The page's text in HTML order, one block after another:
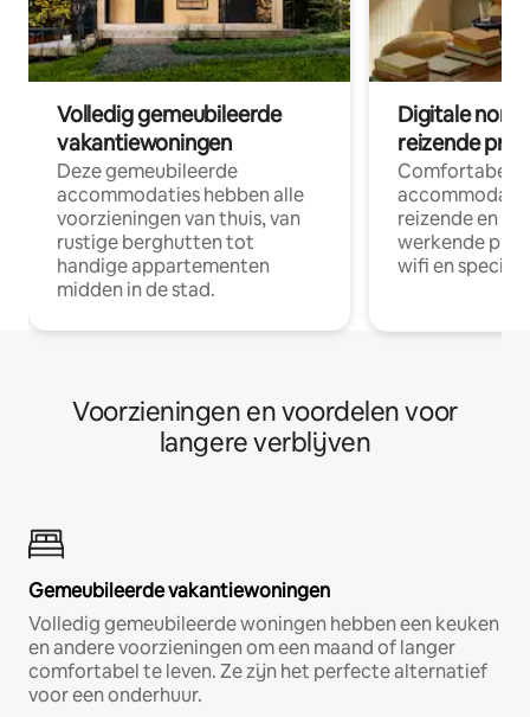
Volledig gemeubileerde
vakantiewoningen
Deze gemeubileerde
accommodaties hebben alle
voorzieningen van thuis, van
rustige berghutten tot
handige appartementen
midden in de stad.
Digitale
reizende
Comfortabele
reizende en
werkende
wifi en
Voorzieningen en voordelen voor
langere verblijven
Gemeubileerde vakantiewoningen
Volledig gemeubileerde woningen hebben een keuken
en andere voorzieningen om een maand of langer
comfortabel te leven. Ze zijn het perfecte alternatief
voor een onderhuur.